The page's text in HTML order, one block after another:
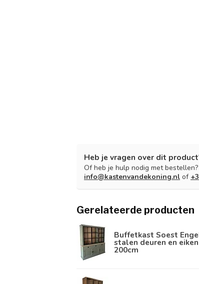
Heb je vragen over dit
Of heb je hulp nodig met
info@kastenvandekoning.nl of
Gerelateerde producten
Buffetkast Soest
stalen deuren en
200cm